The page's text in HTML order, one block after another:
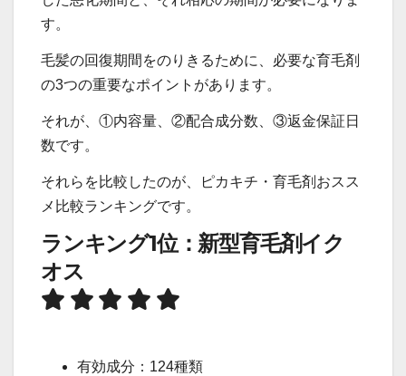
す。
毛髪の回復期間をのりきるために、必要な育毛剤
の3つの重要なポイントがあります。
それが、①内容量、②配合成分数、③返金保証日
数です。
それらを比較したのが、ピカキチ・育毛剤おスス
メ比較ランキングです。
ランキング1位：新型育毛剤イク
オス
有効成分：124種類